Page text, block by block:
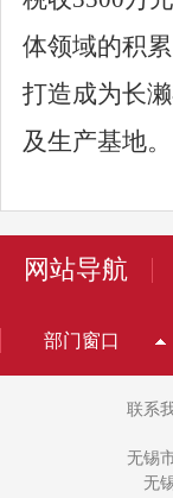
体领域的积
打造成为长
及生产基地。
网站导航
部门窗口
联系
无锡
无